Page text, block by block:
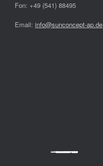
Fon: +49 (541) 88495
Email: info@sunconcept-ap.de
Powered by &cheap tickets